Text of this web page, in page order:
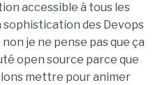
accessible à tous les
sophistication des Devops
je ne pense pas que ça
open source parce que
mettre pour animer